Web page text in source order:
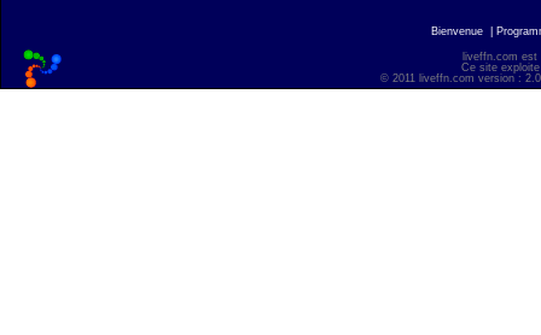
Bienvenue
liveffn.com est
Ce site
© 2011 liveffn.com version :